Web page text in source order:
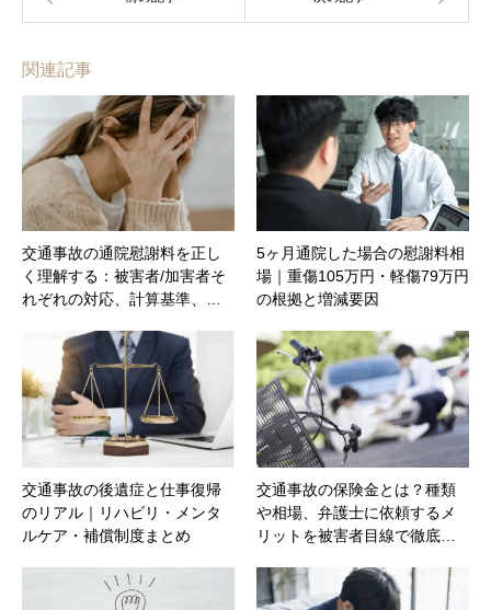
関連記事
交通事故の通院慰謝料を正し
く理解する：被害者/加害者そ
れぞれの対応、計算基準、…
5ヶ月通院した場合の慰謝料相
場｜重傷105万円・軽傷79万円
の根拠と増減要因
交通事故の後遺症と仕事復帰
のリアル｜リハビリ・メンタ
ルケア・補償制度まとめ
交通事故の保険金とは？種類
や相場、弁護士に依頼するメ
リットを被害者目線で徹底…